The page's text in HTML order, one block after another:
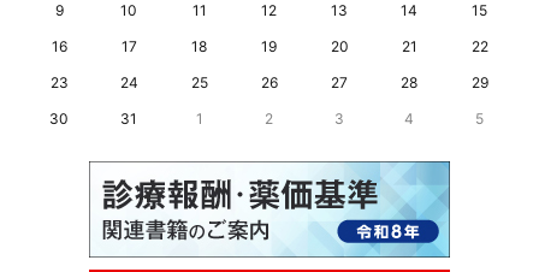
9
10 11 12 13 14
15
16
17 18 19 20 21
22
23
24 25 26 27 28
29
30
31 1 2 3 4 5